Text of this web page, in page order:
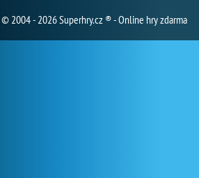
© 2004 - 2026 Superhry.cz ® - Online hry zdarma